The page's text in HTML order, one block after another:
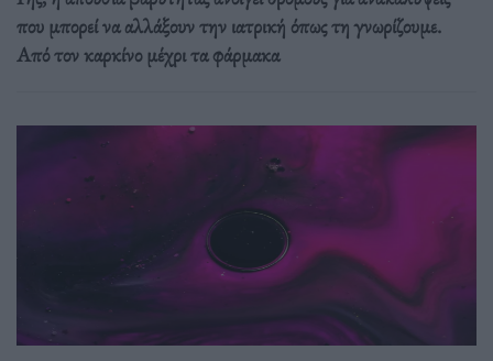
που μπορεί να αλλάξουν την ιατρική όπως τη γνωρίζουμε.
Από τον καρκίνο μέχρι τα φάρμακα